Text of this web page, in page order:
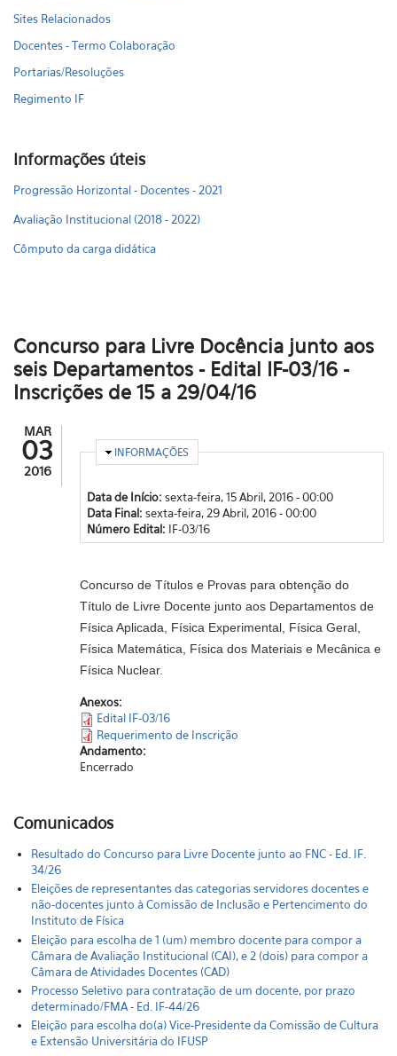
Sites Relacionados
Docentes - Termo Colaboração
Portarias/Resoluções
Regimento IF
Informações úteis
Progressão Horizontal - Docentes - 2021
Avaliação Institucional (2018 - 2022)
Cômputo da carga didática
Concurso para Livre Docência junto aos
seis Departamentos - Edital IF-03/16 -
Inscrições de 15 a 29/04/16
MAR
03
2016
OCULTAR
INFORMAÇÕES
Data de Início: sexta-feira, 15 Abril, 2016 - 00:00
Data Final: sexta-feira, 29 Abril, 2016 - 00:00
Número Edital: IF-03/16
Concurso de Títulos e Provas para obtenção do
Título de Livre Docente junto aos Departamentos de
Física Aplicada, Física Experimental, Física Geral,
Física Matemática, Física dos Materiais e Mecânica e
Física Nuclear.
Anexos:
Edital IF-03/16
Requerimento de Inscrição
Andamento:
Encerrado
Comunicados
Resultado do Concurso para Livre Docente junto ao FNC - Ed. IF.
34/26
Eleições de representantes das categorias servidores docentes e
não-docentes junto à Comissão de Inclusão e Pertencimento do
Instituto de Física
Eleição para escolha de 1 (um) membro docente para compor a
Câmara de Avaliação Institucional (CAI), e 2 (dois) para compor a
Câmara de Atividades Docentes (CAD)
Processo Seletivo para contratação de um docente, por prazo
determinado/FMA - Ed. IF-44/26
Eleição para escolha do(a) Vice-Presidente da Comissão de Cultura
e Extensão Universitária do IFUSP